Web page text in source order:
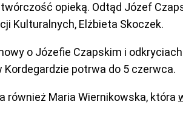
opieką. Odtąd Józef
Kulturalnych, Elżbieta Skoczek.
o Józefie Czapskim i
potrwa do 5 czerwca.
również Maria Wiernikowska, która